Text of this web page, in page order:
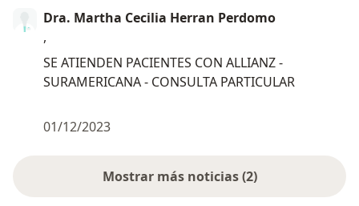
Dra. Martha Cecilia Herran Perdomo
,
SE ATIENDEN PACIENTES CON ALLIANZ -
SURAMERICANA - CONSULTA PARTICULAR
01/12/2023
Mostrar más noticias (2)